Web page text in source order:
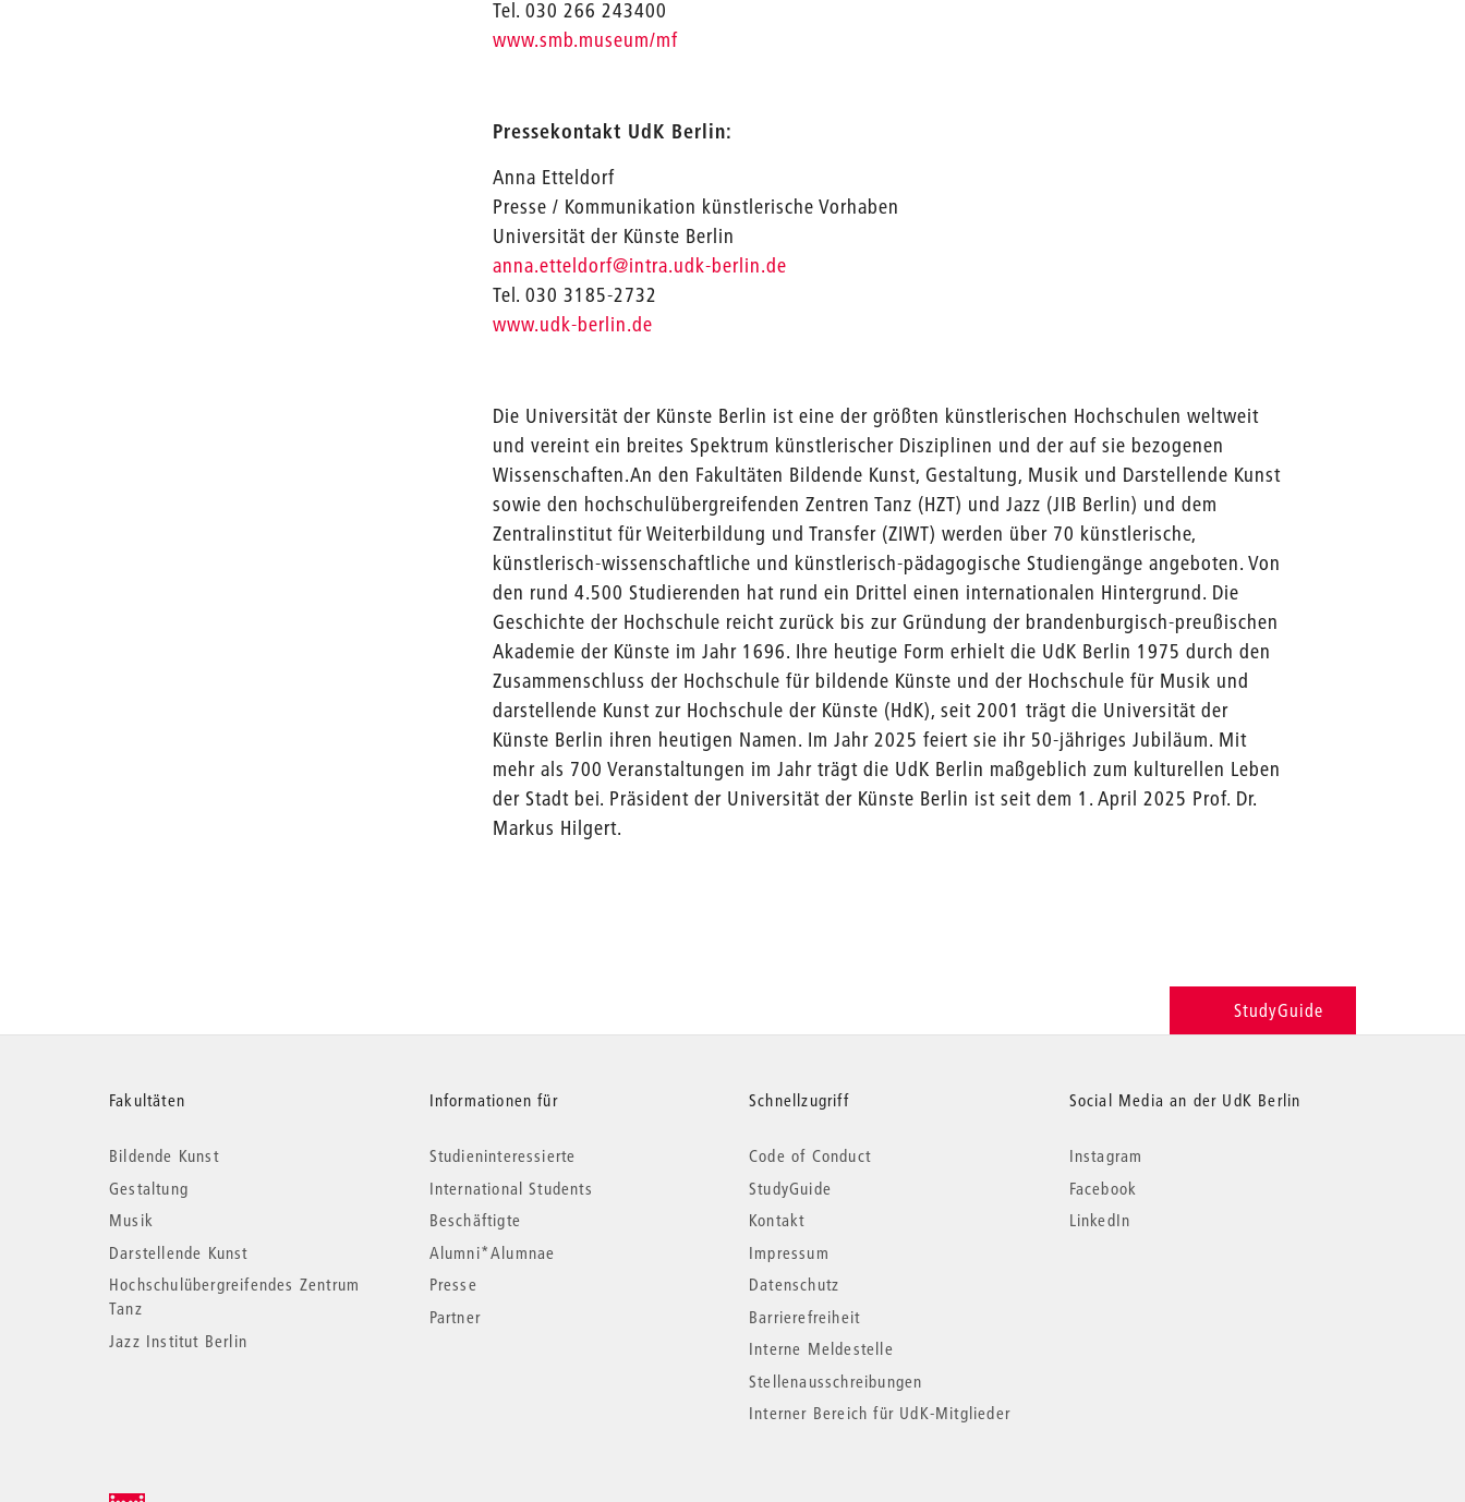
Tel. 030 266 243400
www.smb.museum/mf
Pressekontakt UdK Berlin:
Anna Etteldorf
Presse / Kommunikation künstlerische Vorhaben
Universität der Künste Berlin
anna.etteldorf@intra.udk-berlin.de
Tel. 030 3185-2732
www.udk-berlin.de
Die Universität der Künste Berlin ist eine der größten künstlerischen Hochschulen weltweit
und vereint ein breites Spektrum künstlerischer Disziplinen und der auf sie bezogenen
Wissenschaften.An den Fakultäten Bildende Kunst, Gestaltung, Musik und Darstellende Kunst
sowie den hochschulübergreifenden Zentren Tanz (HZT) und Jazz (JIB Berlin) und dem
Zentralinstitut für Weiterbildung und Transfer (ZIWT) werden über 70 künstlerische,
künstlerisch-wissenschaftliche und künstlerisch-pädagogische Studiengänge angeboten. Von
den rund 4.500 Studierenden hat rund ein Drittel einen internationalen Hintergrund. Die
Geschichte der Hochschule reicht zurück bis zur Gründung der brandenburgisch-preußischen
Akademie der Künste im Jahr 1696. Ihre heutige Form erhielt die UdK Berlin 1975 durch den
Zusammenschluss der Hochschule für bildende Künste und der Hochschule für Musik und
darstellende Kunst zur Hochschule der Künste (HdK), seit 2001 trägt die Universität der
Künste Berlin ihren heutigen Namen. Im Jahr 2025 feiert sie ihr 50-jähriges Jubiläum. Mit
mehr als 700 Veranstaltungen im Jahr trägt die UdK Berlin maßgeblich zum kulturellen Leben
der Stadt bei. Präsident der Universität der Künste Berlin ist seit dem 1. April 2025 Prof. Dr.
Markus Hilgert.
StudyGuide
Weitere
Informationen
Fakultäten
Bildende Kunst
Gestaltung
Musik
Darstellende Kunst
Hochschulübergreifendes Zentrum
Tanz
Jazz Institut Berlin
Informationen für
Studieninteressierte
International Students
Beschäftigte
Alumni*Alumnae
Presse
Partner
Schnellzugriff
Code of Conduct
StudyGuide
Kontakt
Impressum
Datenschutz
Barrierefreiheit
Interne Meldestelle
Stellenausschreibungen
Interner Bereich für UdK-Mitglieder
Social Media an der UdK Berlin
Instagram
Facebook
LinkedIn